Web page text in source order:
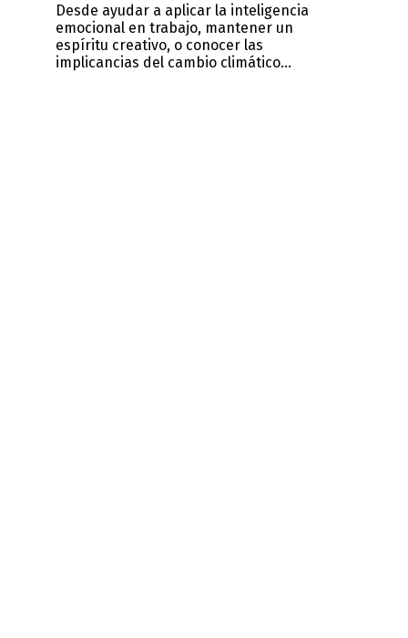
Desde ayudar a aplicar la inteligencia
emocional en trabajo, mantener un
espíritu creativo, o conocer las
implicancias del cambio climático...